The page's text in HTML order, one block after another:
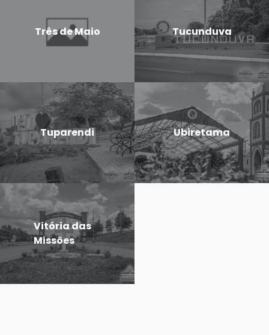
Três de Maio Tucunduva
Tuparendi Ubiretama
Vitória das
Missões